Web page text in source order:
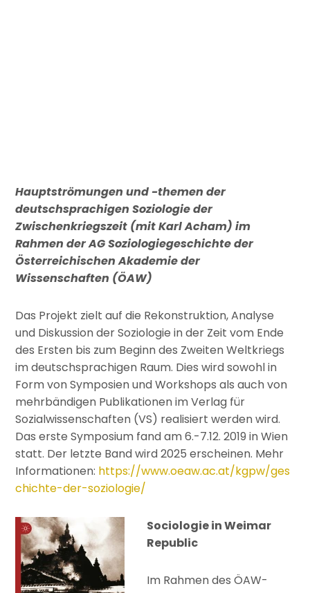
Hauptströmungen und -themen der
deutschsprachigen Soziologie der
Zwischenkriegszeit (mit Karl Acham) im
Rahmen der AG Soziologiegeschichte der
Österreichischen Akademie der
Wissenschaften (ÖAW)
Das Projekt zielt auf die Rekonstruktion, Analyse
und Diskussion der Soziologie in der Zeit vom Ende
des Ersten bis zum Beginn des Zweiten Weltkriegs
im deutschsprachigen Raum. Dies wird sowohl in
Form von Symposien und Workshops als auch von
mehrbändigen Publikationen im Verlag für
Sozialwissenschaften (VS) realisiert werden wird.
Das erste Symposium fand am 6.-7.12. 2019 in Wien
statt. Der letzte Band wird 2025 erscheinen. Mehr
Informationen: https://www.oeaw.ac.at/kgpw/ges
chichte-der-soziologie/
Sociologie in Weimar
Republic
Im Rahmen des ÖAW-